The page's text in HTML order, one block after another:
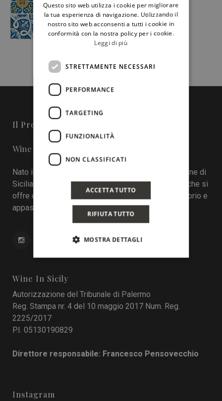
Il Progetto
Wine in Sicily - Online Magazine
Nato il 22 aprile 2016 durante la tredicesima edizione di
Sicilia en Primeur, Wineinsicily.com è un magazine che si
offre come sistema di interazione tra cantine, territorio e
appassionati del vino.
Wine In Sicily
Autorizzazione del Tribunale di Palermo
Reg. Stampa nr. 4 del 10 maggio 2017 Num. Reg.
2225/2017
P.I. 05130190829
Direttore responsabile: Francesco Pensovecchio
Instagram
ENGLISH
Questo sito web utilizza i cookie per migliorare
la tua esperienza di navigazione. Utilizzando il
nostro sito web acconsenti a tutti i cookie in
conformità con la nostra policy per i cookie.
Leggi di più
STRETTAMENTE NECESSARI
PERFORMANCE
TARGETING
FUNZIONALITÀ
NON CLASSIFICATI
ACCETTA TUTTO
RIFIUTA TUTTO
MOSTRA DETTAGLI